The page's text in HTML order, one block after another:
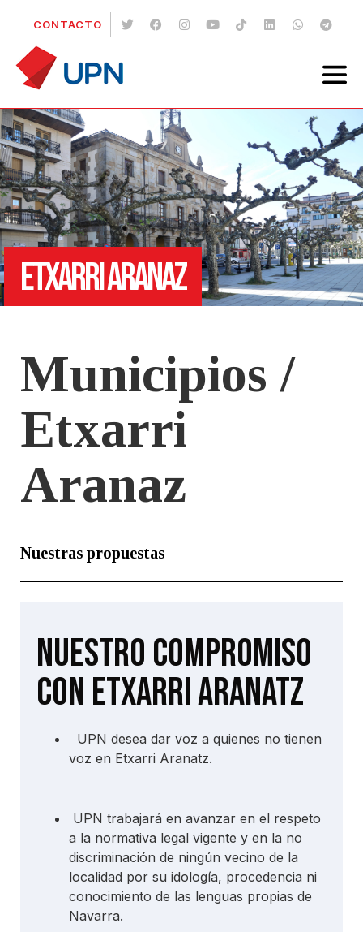
CONTACTO
ETXARRI ARANAZ
Municipios /
Etxarri
Aranaz
Nuestras propuestas
Nuestro compromiso
con Etxarri Aranatz
UPN desea dar voz a quienes no tienen
voz en Etxarri Aranatz.
UPN trabajará en avanzar en el respeto
a la normativa legal vigente y en la no
discriminación de ningún vecino de la
localidad por su idología, procedencia ni
conocimiento de las lenguas propias de
Navarra.